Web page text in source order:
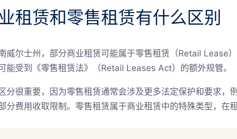
租赁和零售租赁有什么区别
威尔士州，部分商业租赁可能属于零售租赁（Retail Lease
能受到《零售租赁法》（Retail Leases Act）的额外规管。
分很重要，因为零售租赁通常会涉及更多法定保护和要求，
分费用收取限制。零售租赁属于商业租赁中的特殊类型，在